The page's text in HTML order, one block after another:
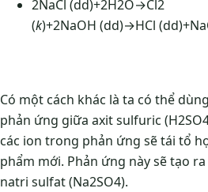
2NaCl (dd)+2H2​O→Cl2​
(k)+2NaOH (dd)→HCl
Có một cách khác là ta có thể
phản ứng giữa axit sulfuric
các ion trong phản ứng sẽ tái tổ
phẩm mới. Phản ứng này sẽ tạo
natri sulfat (Na2SO4).